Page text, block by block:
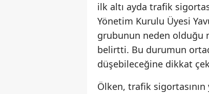
ilk altı ayda trafik
Yönetim Kurulu Üyesi
grubunun neden olduğu
belirtti. Bu durumun
düşebileceğine dikkat
Ölken, trafik sigortasının